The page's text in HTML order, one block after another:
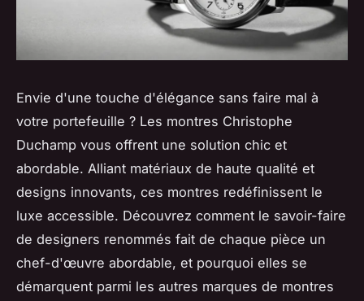
Envie d'une touche d'élégance sans faire mal à
votre portefeuille ? Les montres Christophe
Duchamp vous offrent une solution chic et
abordable. Alliant matériaux de haute qualité et
designs innovants, ces montres redéfinissent le
luxe accessible. Découvrez comment le savoir-faire
de designers renommés fait de chaque pièce un
chef-d'œuvre abordable, et pourquoi elles se
démarquent parmi les autres marques de montres